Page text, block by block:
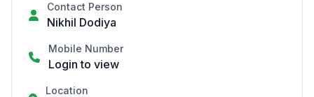
Contact Person
Nikhil Dodiya
Mobile Number
Login to view
Location